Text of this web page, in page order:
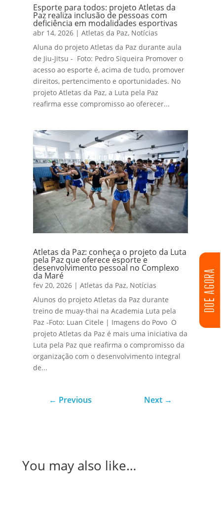
DOE AGORA
Esporte para todos: projeto Atletas da
Paz realiza inclusão de pessoas com
deficiência em modalidades esportivas
abr 14, 2026 |Atletas da Paz, Notícias
Aluna do projeto Atletas da Paz durante aula
de Jiu-Jitsu - Foto: Pedro Siqueira Promover o
acesso ao esporte é, acima de tudo, promover
direitos, pertencimento e oportunidades. No
projeto Atletas da Paz, a Luta pela Paz
reafirma esse compromisso ao oferecer...
Atletas da Paz: conheça o projeto da Luta
pela Paz que oferece esporte e
desenvolvimento pessoal no Complexo
da Maré
fev 20, 2026 |Atletas da Paz, Notícias
Alunos do projeto Atletas da Paz durante
treino de muay-thai na Academia Luta pela
Paz -Foto: Luan Citele | Imagens do Povo O
projeto Atletas da Paz é mais uma iniciativa da
Luta pela Paz que reafirma o compromisso da
organização com o desenvolvimento integral
de...
← Previous Next →
You may also like…